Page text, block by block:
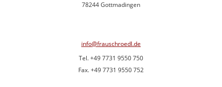
78244 Gottmadingen
info@frauschroedl.de
Tel. +49 7731 9550 750
Fax. +49 7731 9550 752